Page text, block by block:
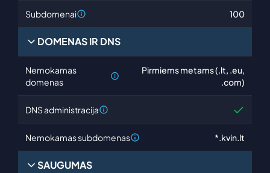
Subdomenai 100
DOMENAS IR DNS
Nemokamas
domenas
Pirmiems metams (.lt, .eu,
.com)
DNS administracija
Nemokamas subdomenas *.kvin.lt
SAUGUMAS